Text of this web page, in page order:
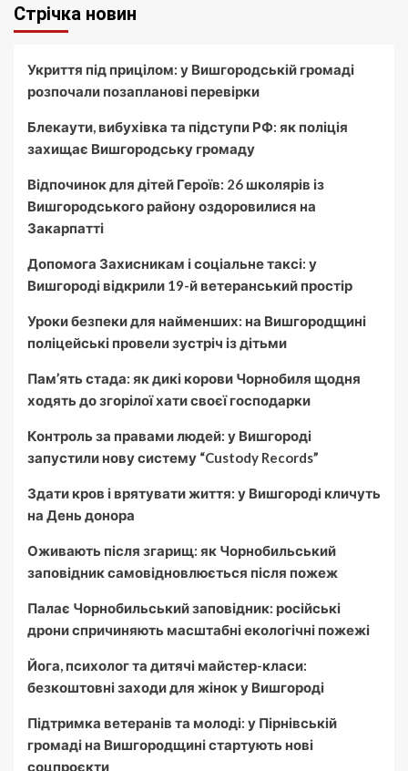
Стрічка новин
Укриття під прицілом: у Вишгородській громаді
розпочали позапланові перевірки
Блекаути, вибухівка та підступи РФ: як поліція
захищає Вишгородську громаду
Відпочинок для дітей Героїв: 26 школярів із
Вишгородського району оздоровилися на
Закарпатті
Допомога Захисникам і соціальне таксі: у
Вишгороді відкрили 19-й ветеранський простір
Уроки безпеки для найменших: на Вишгородщині
поліцейські провели зустріч із дітьми
Пам’ять стада: як дикі корови Чорнобиля щодня
ходять до згорілої хати своєї господарки
Контроль за правами людей: у Вишгороді
запустили нову систему “Custody Records”
Здати кров і врятувати життя: у Вишгороді кличуть
на День донора
Оживають після згарищ: як Чорнобильський
заповідник самовідновлюється після пожеж
Палає Чорнобильський заповідник: російські
дрони спричиняють масштабні екологічні пожежі
Йога, психолог та дитячі майстер-класи:
безкоштовні заходи для жінок у Вишгороді
Підтримка ветеранів та молоді: у Пірнівській
громаді на Вишгородщині стартують нові
соцпроєкти